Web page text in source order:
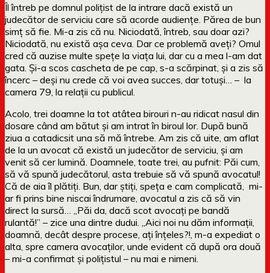
Îl întreb pe domnul polițist de la intrare dacă există un
judecător de serviciu care să acorde audiențe. Părea de bun
simț să fie. Mi-a zis că nu. Niciodată, întreb, sau doar azi?
Niciodată, nu există așa ceva. Dar ce problemă aveți? Omul
cred că auzise multe spețe la viața lui, dar cu a mea l-am dat
gata. Și-a scos cascheta de pe cap, s-a scărpinat, și a zis să
încerc – deși nu crede că voi avea succes, dar totuși… – la
camera 79, la relații cu publicul.
Acolo, trei doamne la tot atâtea birouri n-au ridicat nasul din
dosare când am bătut și am intrat în biroul lor. După bună
ziua a catadicsit una să mă întrebe. Am zis că uite, am aflat
de la un avocat că există un judecător de serviciu, și am
venit să cer lumină. Doamnele, toate trei, au pufnit: Păi cum,
să vă spună judecătorul, asta trebuie să vă spună avocatul!
Că de aia îl plătiți. Bun, dar știți, speța e cam complicată, mi-
ar fi prins bine niscai îndrumare, avocatul a zis că să vin
direct la sursă… „Păi da, dacă scot avocați pe bandă
rulantă!” – zice una dintre dudui. „Aici noi nu dăm informații,
doamnă, decât despre procese, ați înțeles?!, m-a expediat o
alta, spre camera avocaților, unde evident că după ora două
– mi-a confirmat și polițistul – nu mai e nimeni.